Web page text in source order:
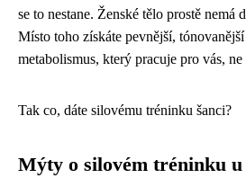
se to nestane. Ženské tělo prostě nemá
Místo toho získáte pevnější, tónovanější
metabolismus, který pracuje pro vás,
Tak co, dáte silovému tréninku šanci?
Mýty o silovém tréninku u